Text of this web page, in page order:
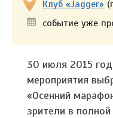
Клуб «Jagger»
событие уже
30 июля 2015
мероприятия
«Осенний
зрители в